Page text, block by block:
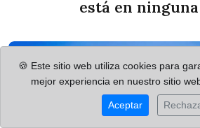
está en
🍪 Este sitio web utiliza cookies para
mejor experiencia en nuestro sitio
Aceptar